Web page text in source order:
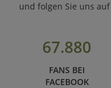
und folgen Sie uns
67.880
FANS BEI
FACEBOOK